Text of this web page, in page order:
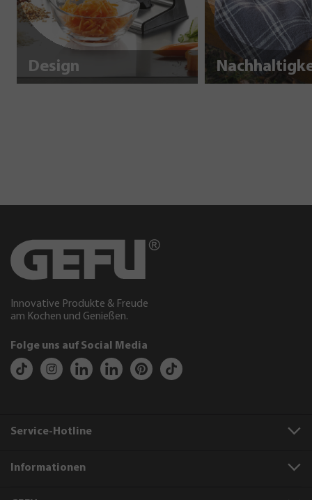
Design
Innovative Produkte & Freude
am Kochen und Genießen.
Folge uns auf Social Media
Service-Hotline
Informationen